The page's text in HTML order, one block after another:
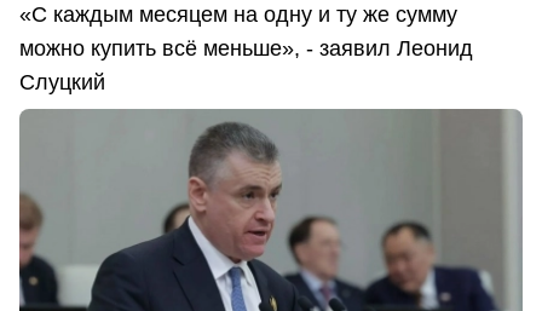
«С каждым месяцем на одну и ту же сумму
можно купить всё меньше», - заявил Леонид
Слуцкий